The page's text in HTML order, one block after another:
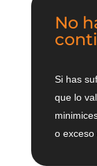
No
Si has
que lo
o exceso